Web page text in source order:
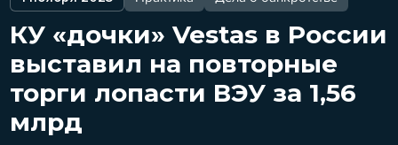
КУ «дочки» Vestas в России
выставил на повторные
торги лопасти ВЭУ за 1,56
млрд